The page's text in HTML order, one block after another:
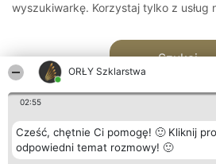
ORŁY Szklarstwa
02:55
Cześć, chętnie Ci pomogę! 🙂 Kliknij
odpowiedni temat rozmowy! 🙂
wyszukiwarkę. Korzystaj tylko z usług
Szukaj